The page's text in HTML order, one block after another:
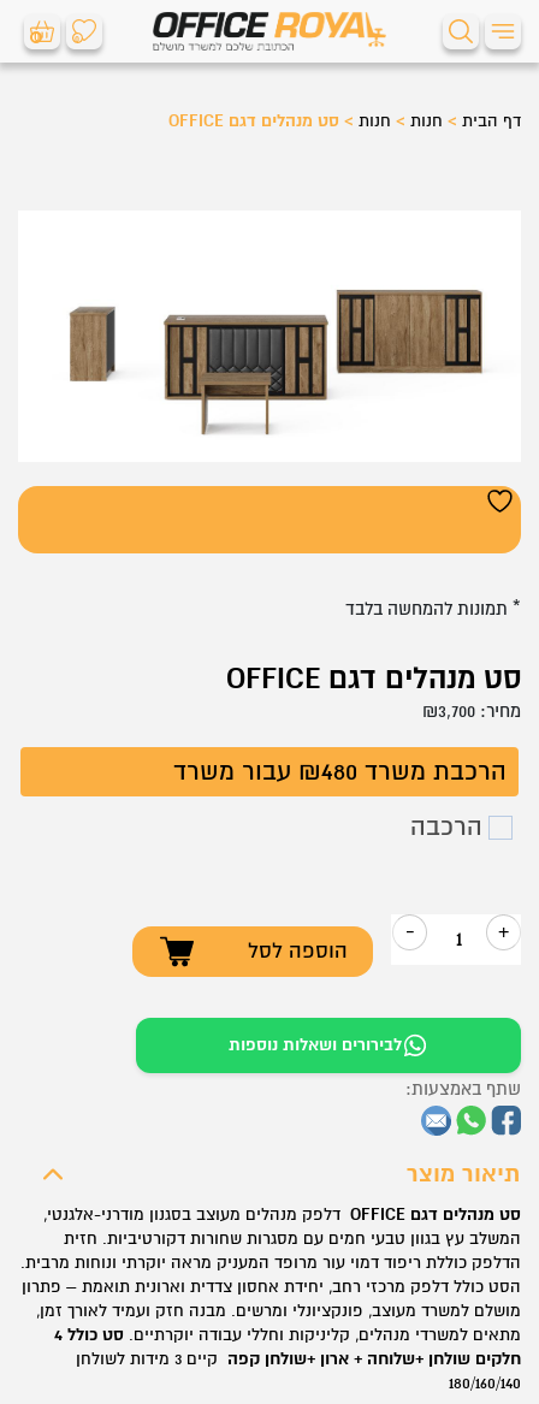
0 0
דף הבית > חנות > חנות > סט מנהלים דגם OFFICE
סט מנהלים דגם OFFICE
מחיר: ₪3,700
הרכבת משרד ₪480 עבור משרד
הרכבה
+
כמות
מנהלים
דגם
OFFICE
-
הוספה לסל
לבירורים ושאלות נוספות
תיאור מוצר
סט מנהלים דגם OFFICE
דלפק מנהלים מעוצב בסגנון מודרני-אלגנטי,
המשלב עץ בגוון טבעי חמים עם מסגרות שחורות דקורטיביות. חזית
הדלפק כוללת ריפוד דמוי עור מרופד המעניק מראה יוקרתי ונוחות מרבית.
הסט כולל דלפק מרכזי רחב, יחידת אחסון צדדית וארונית תואמת – פתרון
מושלם למשרד מעוצב, פונקציונלי ומרשים. מבנה חזק ועמיד לאורך זמן,
מתאים למשרדי מנהלים, קליניקות וחללי עבודה יוקרתיים.
סט כולל 4
חלקים שולחן +שלוחה + ארון +שולחן קפה
קיים 3 מידות לשולחן
180/160/140
שתף באמצעות:
* תמונות להמחשה בלבד